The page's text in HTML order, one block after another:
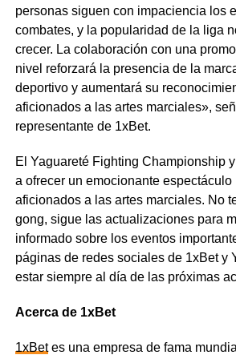
personas siguen con impaciencia los
combates, y la popularidad de la liga
crecer. La colaboración con una
nivel reforzará la presencia de la
deportivo y aumentará su
aficionados a las artes marciales»,
representante de 1xBet.
El Yaguareté Fighting Championship
a ofrecer un emocionante espectáculo
aficionados a las artes marciales. No
gong, sigue las actualizaciones para
informado sobre los eventos
páginas de redes sociales de 1xBet y
estar siempre al día de las próximas
Acerca de 1xBet
1xBetes una empresa de fama